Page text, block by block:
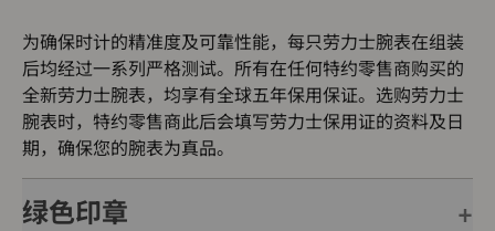
为确保时计的精准度及可靠性能，每只劳力士腕表在组装
后均经过一系列严格测试。所有在任何特约零售商购买的
全新劳力士腕表，均享有全球五年保用保证。选购劳力士
腕表时，特约零售商此后会填写劳力士保用证的资料及日
期，确保您的腕表为真品。
绿色印章